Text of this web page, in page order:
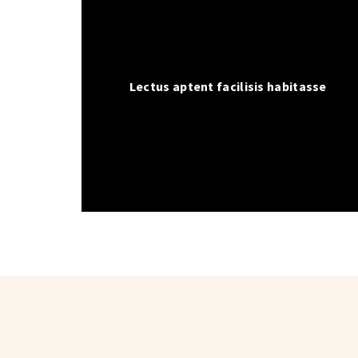
Lectus aptent facilisis habitasse